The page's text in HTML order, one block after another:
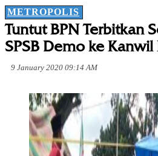
METROPOLIS
Tuntut BPN Terbitkan
SPSB Demo ke Kanwil
9 January 2020 09:14 AM